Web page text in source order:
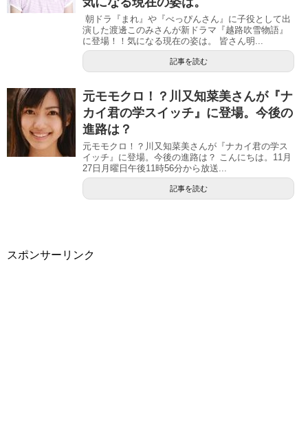
朝ドラ『まれ』や『べっぴんさん』に子役として出
演した渡邊このみさんが新ドラマ『越路吹雪物語』
に登場！！気になる現在の姿は。 皆さん明...
記事を読む
元モモクロ！？川又知菜美さんが『ナ
カイ君の学スイッチ』に登場。今後の
進路は？
元モモクロ！？川又知菜美さんが『ナカイ君の学ス
イッチ』に登場。今後の進路は？ こんにちは。11月
27日月曜日午後11時56分から放送...
記事を読む
スポンサーリンク